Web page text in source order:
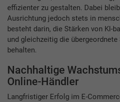
effizienter zu gestalten. Dabei
Ausrichtung jedoch stets in
besteht darin, die Stärken von KI-
und gleichzeitig die
behalten.
Nachhaltige
Online-Händler
Langfristiger Erfolg im E-